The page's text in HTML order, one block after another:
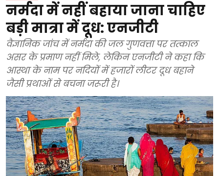
नर्मदा में नहीं बहाया जाना चाहिए
बड़ी मात्रा में दूध: एनजीटी
वैज्ञानिक जांच में नर्मदा की जल गुणवत्ता पर तत्काल
असर के प्रमाण नहीं मिले, लेकिन एनजीटी ने कहा कि
आस्था के नाम पर नदियों में हजारों लीटर दूध बहाने
जैसी प्रथाओं से बचना जरूरी है।